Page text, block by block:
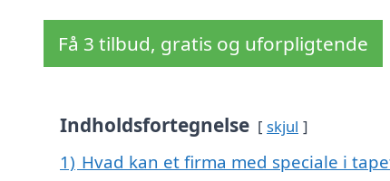
Få 3 tilbud, gratis og uforpligtende
Indholdsfortegnelse skjul
1) Hvad kan et firma med speciale i